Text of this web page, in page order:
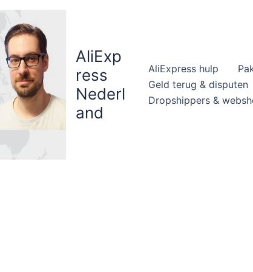
AliExp
ress
Nederl
and
AliExpress hulp
Geld terug & disputen
Dropshippers &